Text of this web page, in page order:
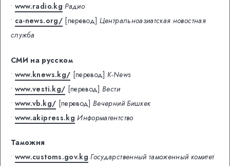
• www.radio.kg Радио
• ca-news.org/ [перевод] Центральноазиатская новостная
служба
СМИ на русском
• www.knews.kg/ [перевод] K-News
• www.vesti.kg/ [перевод] Вести
• www.vb.kg/ [перевод] Вечерний Бишкек
• www.akipress.kg Информагентство
Таможня
• www.customs.gov.kg Государственный таможенный комитет